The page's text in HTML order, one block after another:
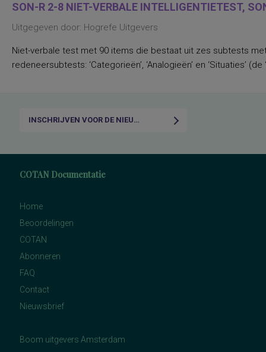
SON-R 2-8 NIET-VERBALE INTELLIGENTIETEST,
Uitgegeven door: Hogrefe Uitgevers
Niet-verbale test met 90 items die bestaat uit zes subtests
redeneersubtests: ‘Categorieën’, ‘Analogieën’ en ‘Situaties’
INSCHRIJVEN VOOR DE NIEUWSBRIEF
COTAN Documentatie
Home
Beoordelingen
COTAN
Abonneren
FAQ
Contact
Nieuwsbrief
Boom uitgevers Amsterdam